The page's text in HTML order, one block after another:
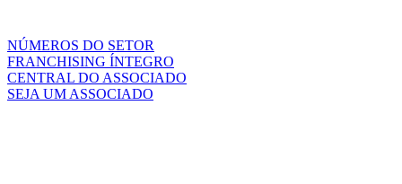
NÚMEROS DO SETOR
FRANCHISING ÍNTEGRO
CENTRAL DO ASSOCIADO
SEJA UM ASSOCIADO